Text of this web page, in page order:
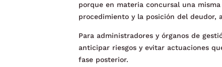
porque en materia concursal una
procedimiento y la posición del deudor,
Para administradores y órganos de
anticipar riesgos y evitar actuaciones
fase posterior.